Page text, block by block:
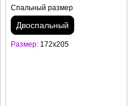
Спальный размер
Двоспальный
Размер 172x205